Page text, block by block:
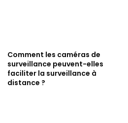
Comment les caméras de
surveillance peuvent-elles
faciliter la surveillance à
distance ?